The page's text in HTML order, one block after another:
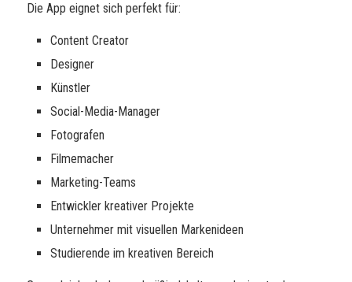
Die App eignet sich perfekt für:
Content Creator
Designer
Künstler
Social-Media-Manager
Fotografen
Filmemacher
Marketing-Teams
Entwickler kreativer Projekte
Unternehmer mit visuellen Markenideen
Studierende im kreativen Bereich